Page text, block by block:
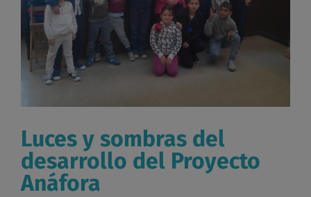
Luces y sombras del
desarrollo del Proyecto
Anáfora